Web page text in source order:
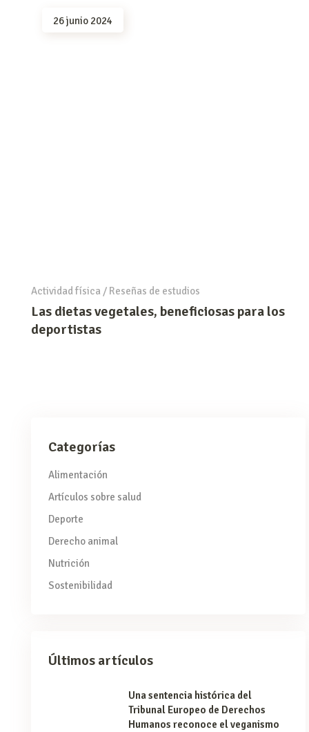
26 junio 2024
Actividad física / Reseñas de estudios
Las dietas vegetales, beneficiosas para los
deportistas
Categorías
Alimentación
Artículos sobre salud
Deporte
Derecho animal
Nutrición
Sostenibilidad
Últimos artículos
Una sentencia histórica del
Tribunal Europeo de Derechos
Humanos reconoce el veganismo